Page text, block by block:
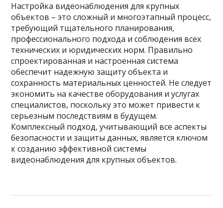
Настройка видеонаблюдения для крупных
объектов – это сложный и многоэтапный процесс,
требующий тщательного планирования,
профессионального подхода и соблюдения всех
технических и юридических норм. Правильно
спроектированная и настроенная система
обеспечит надежную защиту объекта и
сохранность материальных ценностей. Не следует
экономить на качестве оборудования и услугах
специалистов, поскольку это может привести к
серьезным последствиям в будущем.
Комплексный подход, учитывающий все аспекты
безопасности и защиты данных, является ключом
к созданию эффективной системы
видеонаблюдения для крупных объектов.